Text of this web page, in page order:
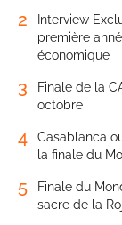
2
Interview
première
économique
3
Finale de la
octobre
4
Casablanca
la finale du
5
Finale du
sacre de la